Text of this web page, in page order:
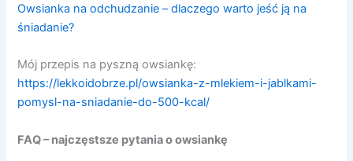
Owsianka na odchudzanie – dlaczego warto jeść ją na
śniadanie?
Mój przepis na pyszną owsiankę:
https://lekkoidobrze.pl/owsianka-z-mlekiem-i-jablkami-
pomysl-na-sniadanie-do-500-kcal/
FAQ – najczęstsze pytania o owsiankę